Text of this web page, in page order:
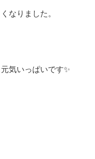
なりました。
気いっぱいです✨